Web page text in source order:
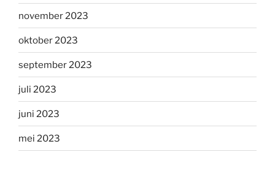
november 2023
oktober 2023
september 2023
juli 2023
juni 2023
mei 2023